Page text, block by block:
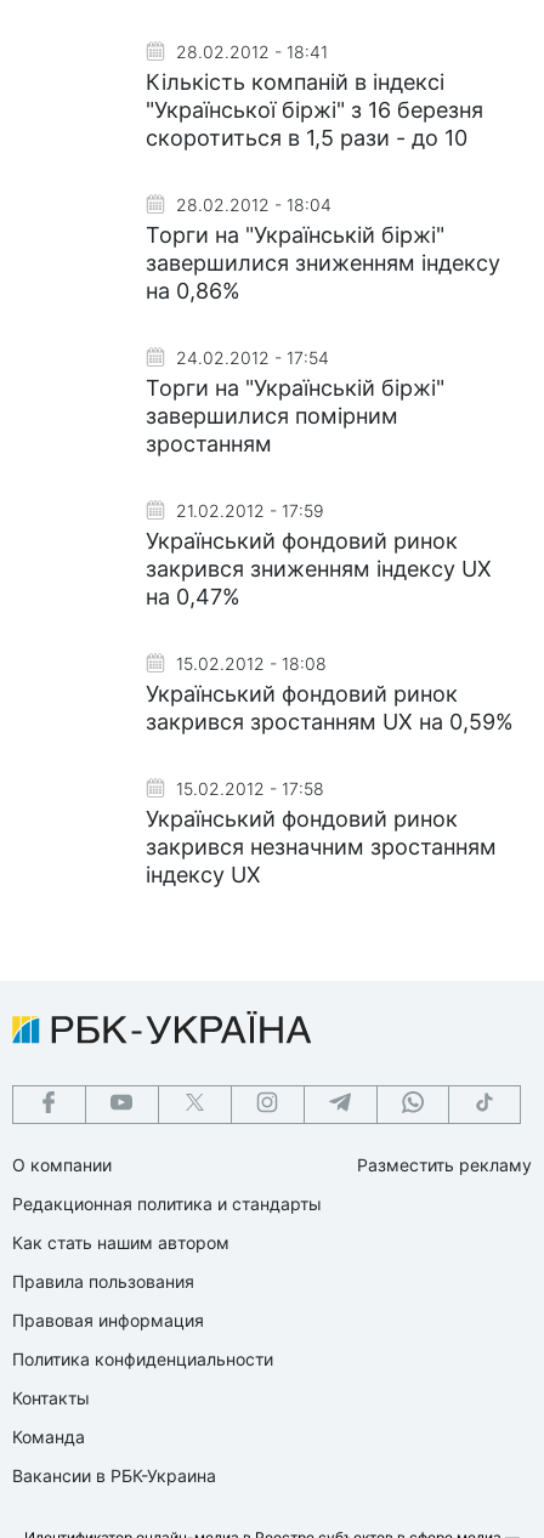
28.02.2012 - 18:41
Кількість компаній в індексі
"Української біржі" з 16 березня
скоротиться в 1,5 рази - до 10
28.02.2012 - 18:04
Торги на "Українській біржі"
завершилися зниженням індексу
на 0,86%
24.02.2012 - 17:54
Торги на "Українській біржі"
завершилися помірним
зростанням
21.02.2012 - 17:59
Український фондовий ринок
закрився зниженням індексу UX
на 0,47%
15.02.2012 - 18:08
Український фондовий ринок
закрився зростанням UX на 0,59%
15.02.2012 - 17:58
Український фондовий ринок
закрився незначним зростанням
індексу UX
О компании
Редакционная политика и стандарты
Как стать нашим автором
Правила пользования
Правовая информация
Политика конфиденциальности
Контакты
Команда
Вакансии в РБК-Украина
Разместить рекламу